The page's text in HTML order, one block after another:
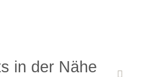
in der Nähe